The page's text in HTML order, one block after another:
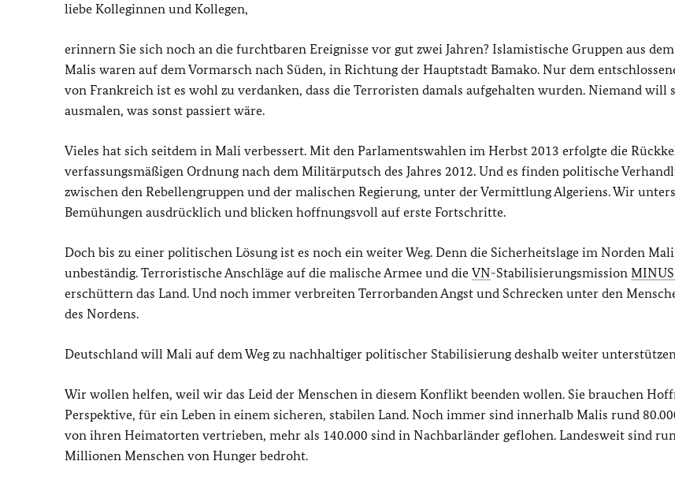
liebe Kolleginnen und Kollegen,
erinnern Sie sich noch an die furchtbaren Ereignisse vor gut zwei Jahren? Islamistische Gruppen aus
Malis waren auf dem Vormarsch nach Süden, in Richtung der Hauptstadt Bamako. Nur dem
von Frankreich ist es wohl zu verdanken, dass die Terroristen damals aufgehalten wurden. Niemand will
ausmalen, was sonst passiert wäre.
Vieles hat sich seitdem in Mali verbessert. Mit den Parlamentswahlen im Herbst 2013 erfolgte die
verfassungsmäßigen Ordnung nach dem Militärputsch des Jahres 2012. Und es finden politische
zwischen den Rebellengruppen und der malischen Regierung, unter der Vermittlung Algeriens. Wir
Bemühungen ausdrücklich und blicken hoffnungsvoll auf erste Fortschritte.
Doch bis zu einer politischen Lösung ist es noch ein weiter Weg. Denn die Sicherheitslage im Norden
unbeständig. Terroristische Anschläge auf die malische Armee und die VN-Stabilisierungsmission
erschüttern das Land. Und noch immer verbreiten Terrorbanden Angst und Schrecken unter den
des Nordens.
Deutschland will Mali auf dem Weg zu nachhaltiger politischer Stabilisierung deshalb weiter
Wir wollen helfen, weil wir das Leid der Menschen in diesem Konflikt beenden wollen. Sie brauchen
Perspektive, für ein Leben in einem sicheren, stabilen Land. Noch immer sind innerhalb Malis rund
von ihren Heimatorten vertrieben, mehr als 140.000 sind in Nachbarländer geflohen. Landesweit sind
Millionen Menschen von Hunger bedroht.